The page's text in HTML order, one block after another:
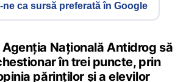
ne ca sursă preferată în Google
Agenţia Naţională Antidrog să
în trei puncte, prin
părinţilor şi a elevilor